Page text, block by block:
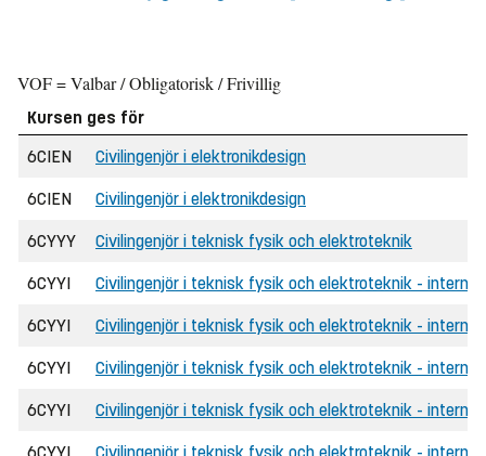
VOF = Valbar / Obligatorisk / Frivillig
Kursen ges för
6CIEN
Civilingenjör i elektronikdesign
6CIEN Civilingenjör i elektronikdesign
6CYYY Civilingenjör i teknisk fysik och elektroteknik
6CYYI Civilingenjör i teknisk fysik och elektroteknik -
6CYYI Civilingenjör i teknisk fysik och elektroteknik -
6CYYI Civilingenjör i teknisk fysik och elektroteknik -
6CYYI Civilingenjör i teknisk fysik och elektroteknik -